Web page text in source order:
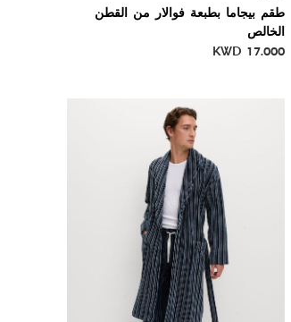
طقم بيجاما بطبعة فوالار من القطن
الخالص
KWD 17.000